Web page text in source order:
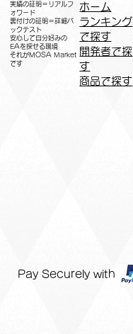
実績の証明＝リアルフ
ォワード
裏付けの証明＝詳細バ
ックテスト
安心して自分好みの
EAを探せる環境
​それがMOSA Market
です
ホーム
ランキング
で探す
開発者で探
す
商品で探す
Pay Securely with